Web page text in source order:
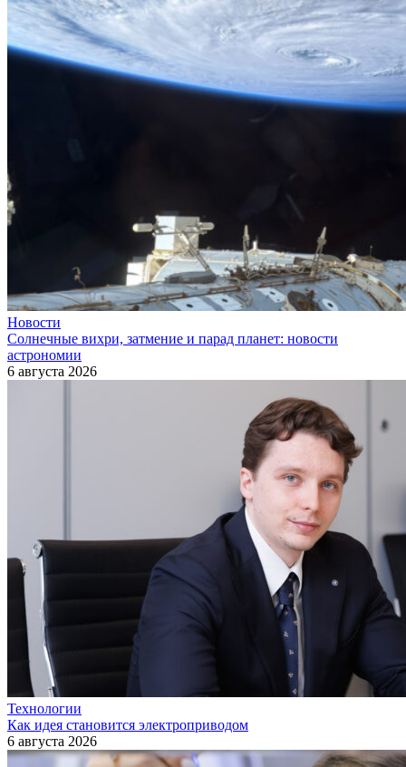
Новости
Солнечные вихри, затмение и парад планет: новости
астрономии
6 августа 2026
Технологии
Как идея становится электроприводом
6 августа 2026